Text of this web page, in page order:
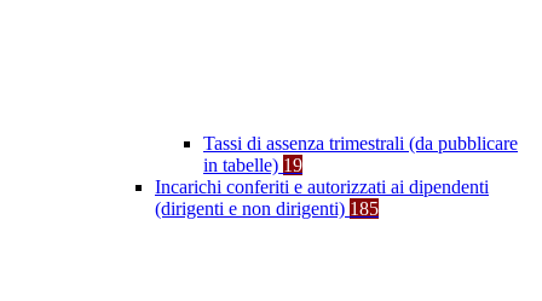
Tassi di assenza trimestrali (da pubblicare
in tabelle) 19
Incarichi conferiti e autorizzati ai dipendenti
(dirigenti e non dirigenti) 185